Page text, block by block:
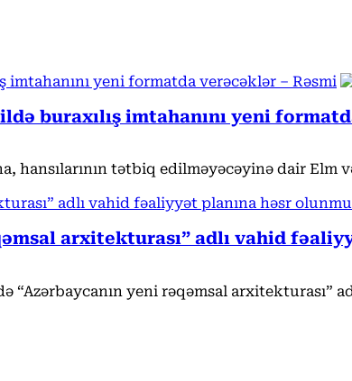
yeni formatda verəcəklər – Rəsmi
buraxılış imtahanını yeni
hansılarının tətbiq edilməyəcəyinə dair Elm
adlı vahid fəaliyyət planına həsr
arxitekturası” adlı vahid
yeni rəqəmsal arxitekturası”